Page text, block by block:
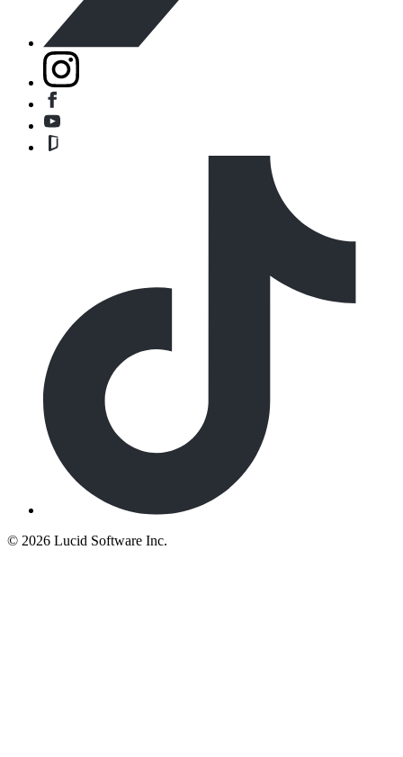
© 2026 Lucid Software Inc.